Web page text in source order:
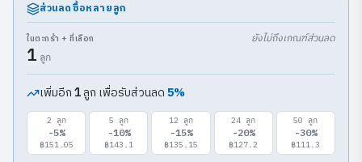
ส่วนลดซื้อหลายลูก
ในตะกร้า + ที่เลือก
1 ลูก
ยังไม่ถึงเกณฑ์ส่วนลด
เพิ่มอีก 1ลูก เพื่อรับส่วนลด5%
2 ลูก
-5%
฿151.05
5 ลูก
-10%
฿143.1
12 ลูก
-15%
฿135.15
24 ลูก
-20%
฿127.2
50 ลูก
-30%
฿111.3